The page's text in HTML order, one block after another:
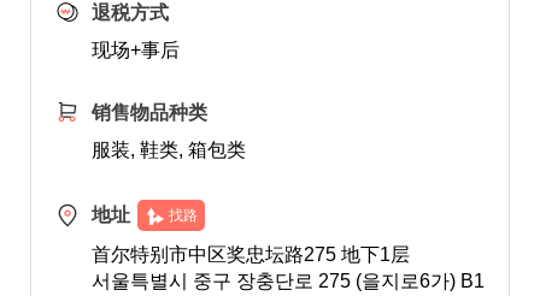
退税方式
现场+事后
销售物品种类
服装, 鞋类, 箱包类
地址 找路
首尔特别市中区奖忠坛路275 地下1层
서울특별시 중구 장충단로 275 (을지로6가) B1